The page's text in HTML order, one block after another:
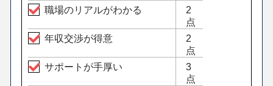
職場のリアルがわかる
2
点
年収交渉が得意
2
点
サポートが手厚い
3
点